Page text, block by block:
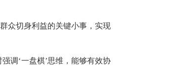
众切身利益的关键小事，实现
调‘一盘棋’思维，能够有效协